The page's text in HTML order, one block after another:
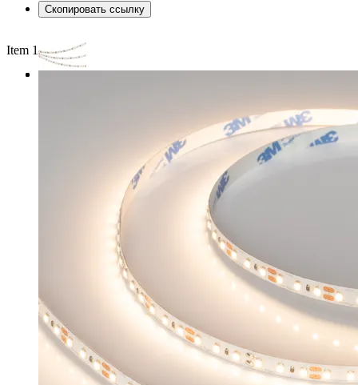
Скопировать ссылку
Item 1 of 3